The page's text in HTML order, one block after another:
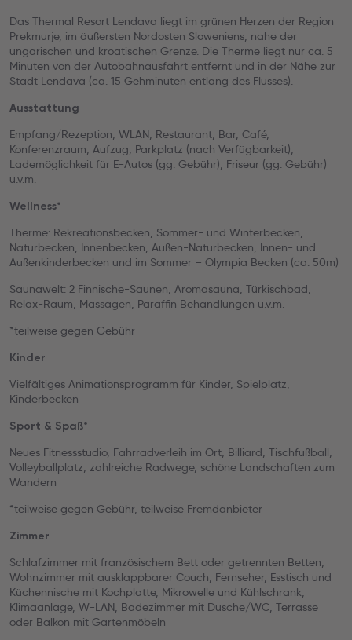
Das Thermal Resort Lendava liegt im grünen Herzen der Region
Prekmurje, im äußersten Nordosten Sloweniens, nahe der
ungarischen und kroatischen Grenze. Die Therme liegt nur ca. 5
Minuten von der Autobahnausfahrt entfernt und in der Nähe zur
Stadt Lendava (ca. 15 Gehminuten entlang des Flusses).
Ausstattung
Empfang/Rezeption, WLAN, Restaurant, Bar, Café,
Konferenzraum, Aufzug, Parkplatz (nach Verfügbarkeit),
Lademöglichkeit für E-Autos (gg. Gebühr), Friseur (gg. Gebühr)
u.v.m.
Wellness*
Therme: Rekreationsbecken, Sommer- und Winterbecken,
Naturbecken, Innenbecken, Außen-Naturbecken, Innen- und
Außenkinderbecken und im Sommer – Olympia Becken (ca. 50m)
Saunawelt: 2 Finnische-Saunen, Aromasauna, Türkischbad,
Relax-Raum, Massagen, Paraffin Behandlungen u.v.m.
*teilweise gegen Gebühr
Kinder
Vielfältiges Animationsprogramm für Kinder, Spielplatz,
Kinderbecken
Sport & Spaß*
Neues Fitnessstudio, Fahrradverleih im Ort, Billiard, Tischfußball,
Volleyballplatz, zahlreiche Radwege, schöne Landschaften zum
Wandern
*teilweise gegen Gebühr, teilweise Fremdanbieter
Zimmer
Schlafzimmer mit französischem Bett oder getrennten Betten,
Wohnzimmer mit ausklappbarer Couch, Fernseher, Esstisch und
Küchennische mit Kochplatte, Mikrowelle und Kühlschrank,
Klimaanlage, W-LAN, Badezimmer mit Dusche/WC, Terrasse
oder Balkon mit Gartenmöbeln